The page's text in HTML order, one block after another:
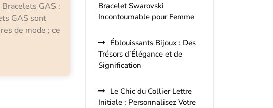
GAS :
GAS sont
de mode ; ce
Bracelet Swarovski
Incontournable pour Femme
Éblouissants Bijoux : Des
Trésors d’Élégance et de
Signification
Le Chic du Collier Lettre
Initiale : Personnalisez Votre